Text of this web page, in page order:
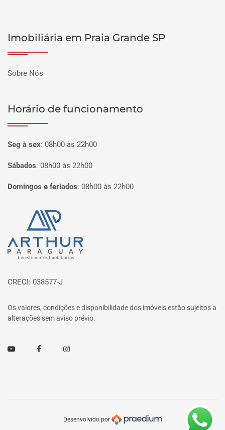
Imobiliária em Praia Grande SP
Sobre Nós
Horário de funcionamento
Seg à sex: 08h00 às 22h00
Sábados: 08h00 às 22h00
Domingos e feriados: 08h00 às 22h00
Página inicial
CRECI: 038577-J
Os valores, condições e disponibilidade dos imóveis estão sujeitos a
alterações sem aviso prévio.
Youtube FacebookInstagram
Desenvolvido por